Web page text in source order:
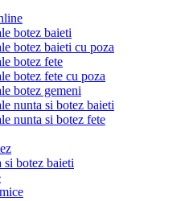
botez baieti
botez baieti cu poza
botez fete
botez fete cu poza
botez gemeni
nunta si botez baieti
nunta si botez fete
botez baieti